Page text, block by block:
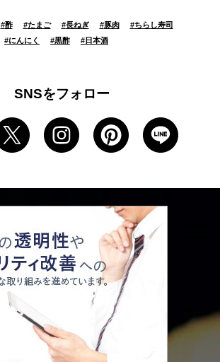
#酢 #たまご #長ねぎ #豚肉 #ちらし寿司
#にんにく #黒酢 # 日本酒
SNSをフォロー